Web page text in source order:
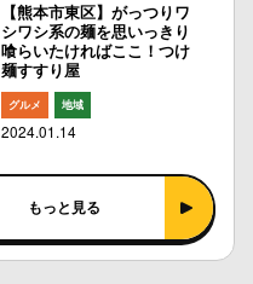
【熊本市東区】がっつりワ
シワシ系の麺を思いっきり
喰らいたければここ！つけ
麺すすり屋
グルメ 地域
2024.01.14
もっと見る